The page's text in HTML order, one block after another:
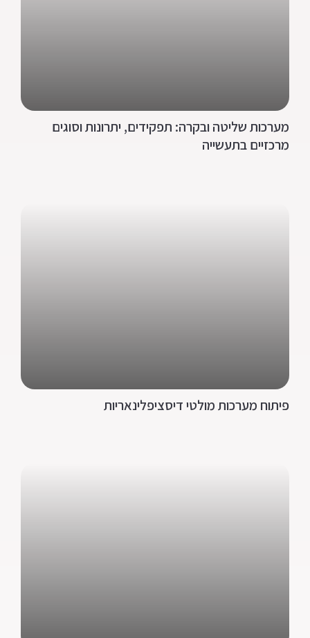
מערכות שליטה ובקרה: תפקידים, יתרונות וסוגים
מרכזיים בתעשייה
פיתוח מערכות מולטי דיסציפלינאריות